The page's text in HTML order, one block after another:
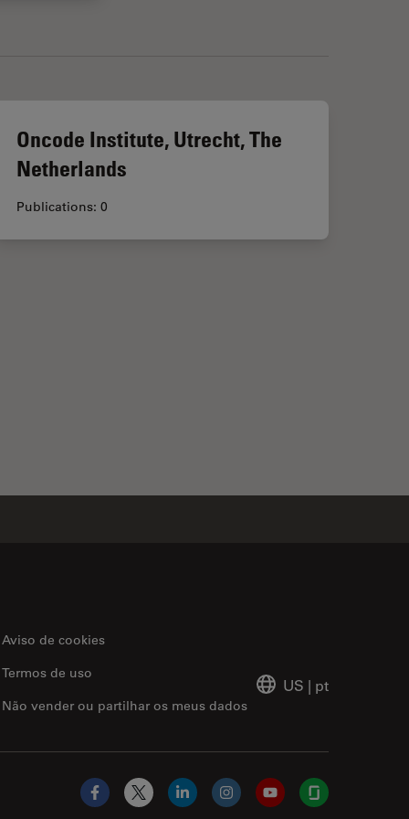
Oncode Institute, Utrecht, The
Netherlands
Publications: 0
Aviso de cookies
Não vender ou partilhar os meus dados
Termos de uso
US | pt
Facebook
X LinkedInInstagramYouTubeGlassdoor